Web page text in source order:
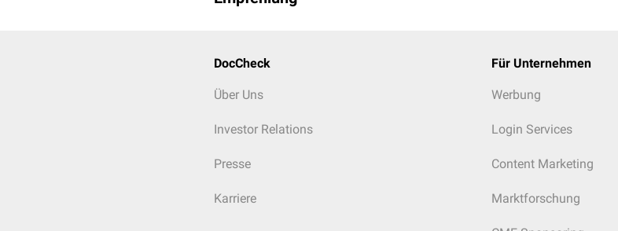
DocCheck
Über Uns
Investor Relations
Presse
Karriere
Für Unternehmen
Werbung
Login Services
Content Marketing
Marktforschung